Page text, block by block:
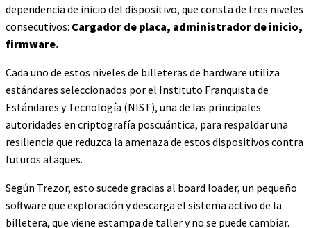
dependencia de inicio del dispositivo, que consta de tres niveles
consecutivos: Cargador de placa, administrador de inicio,
firmware.
Cada uno de estos niveles de billeteras de hardware utiliza
estándares seleccionados por el Instituto Franquista de
Estándares y Tecnología (NIST), una de las principales
autoridades en criptografía poscuántica, para respaldar una
resiliencia que reduzca la amenaza de estos dispositivos contra
futuros ataques.
Según Trezor, esto sucede gracias al board loader, un pequeño
software que exploración y descarga el sistema activo de la
billetera, que viene estampa de taller y no se puede cambiar.